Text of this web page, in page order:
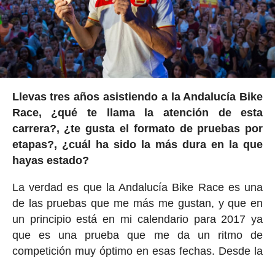
Llevas tres años asistiendo a la Andalucía Bike
Race, ¿qué te llama la atención de esta
carrera?, ¿te gusta el formato de pruebas por
etapas?, ¿cuál ha sido la más dura en la que
hayas estado?
La verdad es que la Andalucía Bike Race es una
de las pruebas que me más me gustan, y que en
un principio está en mi calendario para 2017 ya
que es una prueba que me da un ritmo de
competición muy óptimo en esas fechas. Desde la